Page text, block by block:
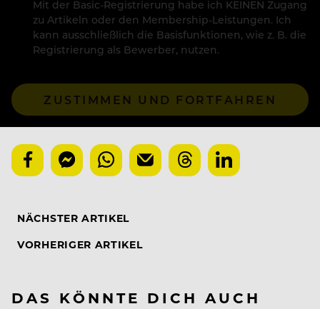
Mit der Basic-Registrierung habe ich KEINEN Zugang
zu Artikeln oder den Membership-Leistungen. Ich
kann ausschließlich die Basisfunktionen, wie z. B. die
Registrierung als Bewerber, nutzen.
ZUSTIMMEN UND FORTFAHREN
NÄCHSTER ARTIKEL
VORHERIGER ARTIKEL
DAS KÖNNTE DICH AUCH